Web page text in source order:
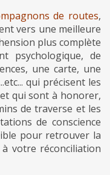
de routes,
vers une meilleure
plus complète
psychologique, de
une carte, une
qui précisent les
qui sont à honorer,
de traverse et les
de conscience
pour retrouver la
votre réconciliation